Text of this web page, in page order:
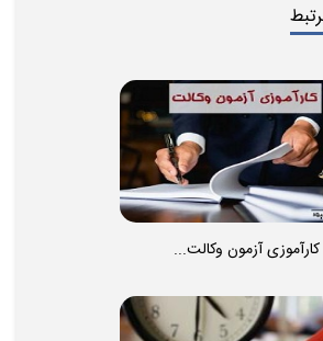
کارآموزی آزمون وکالت...